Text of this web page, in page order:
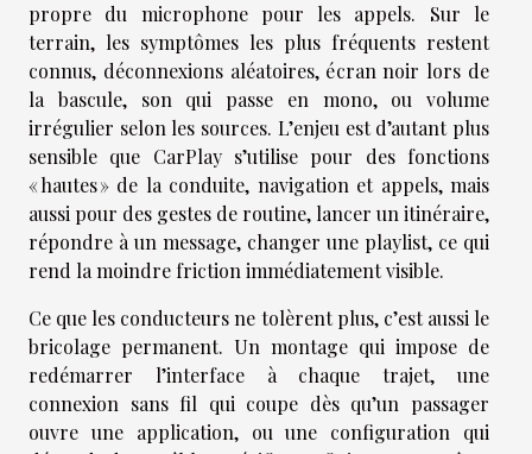
propre du microphone pour les appels. Sur le
terrain, les symptômes les plus fréquents restent
connus, déconnexions aléatoires, écran noir lors de
la bascule, son qui passe en mono, ou volume
irrégulier selon les sources. L’enjeu est d’autant plus
sensible que CarPlay s’utilise pour des fonctions
« hautes » de la conduite, navigation et appels, mais
aussi pour des gestes de routine, lancer un itinéraire,
répondre à un message, changer une playlist, ce qui
rend la moindre friction immédiatement visible.
Ce que les conducteurs ne tolèrent plus, c’est aussi le
bricolage permanent. Un montage qui impose de
redémarrer l’interface à chaque trajet, une
connexion sans fil qui coupe dès qu’un passager
ouvre une application, ou une configuration qui